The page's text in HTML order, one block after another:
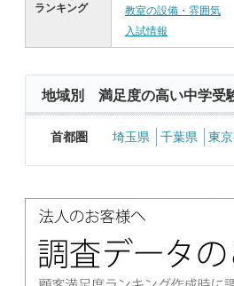
ランキング
教室の設備・雰囲気
入試情報
地域別 満足度の高い中学受
首都圏 埼玉県 千葉県 東